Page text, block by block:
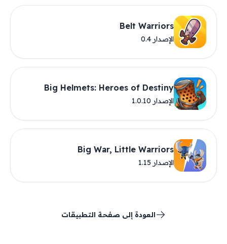
Belt Warriors
الإصدار 0.4
Big Helmets: Heroes of Destiny
الإصدار 1.0.10
Big War, Little Warriors
الإصدار 1.15
العودة إلى صفحة التطبيقات